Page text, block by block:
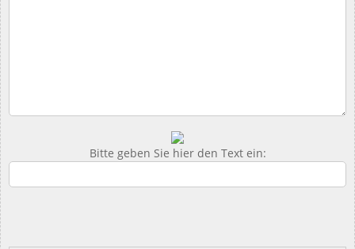
Bitte geben Sie hier den Text ein: